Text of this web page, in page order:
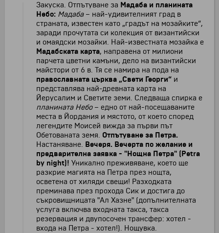
Закуска. Отпътуване за Мадаба и планината
Небо: Мадаба– най-удивителният град в
страната, известен като „градът на мозайките“,
заради прочутата си колекция от византийски
и омаядски мозайки. Най-известната мозайка е
Мадабската карта, направена от милиони
парчета цветни камъни, дело на византийски
майстори от 6 в. Тя се намира на пода на
православната църква „Свети Георги“ и
представлява най-древната карта на
Йерусалим и Светите земи. Следваща спирка е
планината Небо– едно от най-посещаваните
места в Йордания и мястото, от което според
легендите Моисей вижда за първи път
Обетованата земя. Отпътуване за Петра.
Настаняване. Вечеря. Вечерта по желание и
предварителна заявка - "Нощна Петра" (Petra
by night)! Уникално преживяване, което ще
разкрие магията на Петра през нощта,
осветена от хиляди свещи! Разходката
преминава през прохода Сик и достига до
съкровищницата "Ал Хазне" (допълнителната
услуга включва входната такса, такса
резервация и двупосочен трансфер: хотел -
входа на Петра - хотел!). Нощувка.